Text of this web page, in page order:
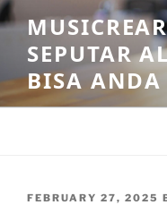
Skip
to
contentSEPUTAR
BISA ANDA
POSTED
FEBRUARY 27, 2025